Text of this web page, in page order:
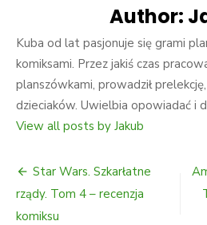
Author:
Kuba od lat pasjonuje się grami
komiksami. Przez jakiś czas
planszówkami, prowadził
dzieciaków. Uwielbia opowiadać i
View all posts by Jakub
Nawigacja
wpisu
Star Wars. Szkarłatne
rządy. Tom 4 – recenzja
komiksu